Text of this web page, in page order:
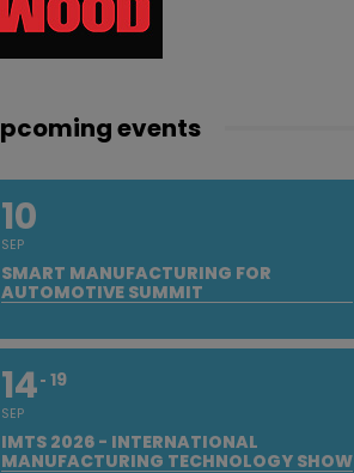
events
10
SEP
SMART MANUFACTURING FOR
AUTOMOTIVE SUMMIT
14
SEP
19
IMTS 2026 - INTERNATIONAL
MANUFACTURING TECHNOLOGY SHOW